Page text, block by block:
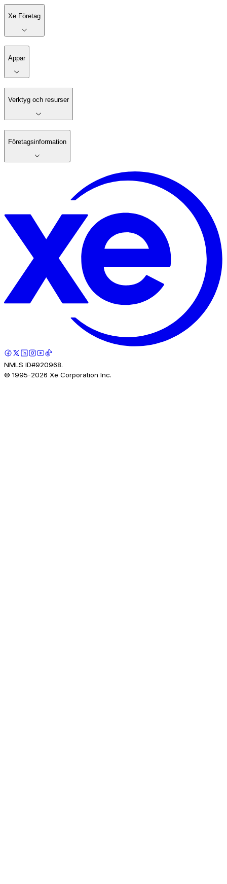
Xe Företag
Appar
Verktyg och resurser
Företagsinformation
NMLS ID#920968.
© 1995-2026 Xe Corporation Inc.